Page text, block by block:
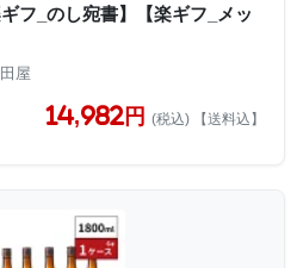
フ_のし宛書】【楽ギフ_メッ
屋
14,982円 (税込) 【送料込】